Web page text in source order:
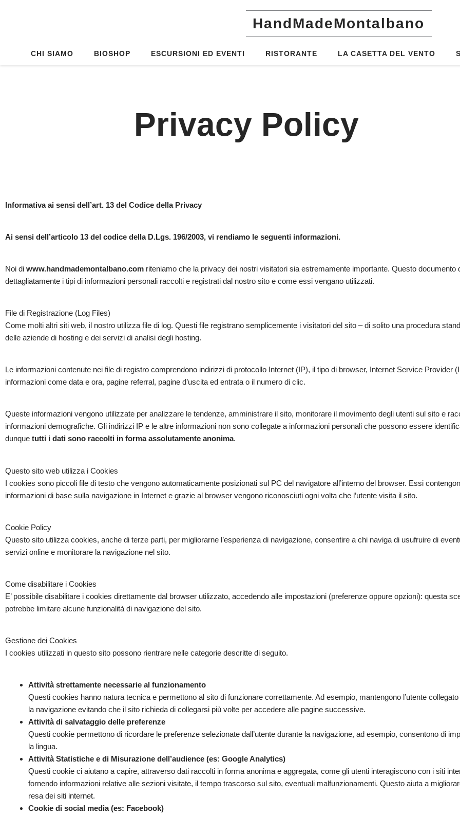
HandMadeMontalbano
CHI SIAMO BIOSHOP ESCURSIONI ED EVENTI RISTORANTE LA CASETTA DEL VENTO
Privacy Policy
Informativa ai sensi dell’art. 13 del Codice della Privacy
Ai sensi dell’articolo 13 del codice della D.Lgs. 196/2003, vi rendiamo le seguenti informazioni.
Noi di www.handmademontalbano.com riteniamo che la privacy dei nostri visitatori sia estremamente importante. Questo documento
dettagliatamente i tipi di informazioni personali raccolti e registrati dal nostro sito e come essi vengano utilizzati.
File di Registrazione (Log Files)
Come molti altri siti web, il nostro utilizza file di log. Questi file registrano semplicemente i visitatori del sito – di solito una procedura
delle aziende di hosting e dei servizi di analisi degli hosting.
Le informazioni contenute nei file di registro comprendono indirizzi di protocollo Internet (IP), il tipo di browser, Internet Service Provider
informazioni come data e ora, pagine referral, pagine d’uscita ed entrata o il numero di clic.
Queste informazioni vengono utilizzate per analizzare le tendenze, amministrare il sito, monitorare il movimento degli utenti sul sito e
informazioni demografiche. Gli indirizzi IP e le altre informazioni non sono collegate a informazioni personali che possono essere
dunque tutti i dati sono raccolti in forma assolutamente anonima.
Questo sito web utilizza i Cookies
I cookies sono piccoli file di testo che vengono automaticamente posizionati sul PC del navigatore all’interno del browser. Essi
informazioni di base sulla navigazione in Internet e grazie al browser vengono riconosciuti ogni volta che l’utente visita il sito.
Cookie Policy
Questo sito utilizza cookies, anche di terze parti, per migliorarne l’esperienza di navigazione, consentire a chi naviga di usufruire di
servizi online e monitorare la navigazione nel sito.
Come disabilitare i Cookies
E’ possibile disabilitare i cookies direttamente dal browser utilizzato, accedendo alle impostazioni (preferenze oppure opzioni): questa
potrebbe limitare alcune funzionalità di navigazione del sito.
Gestione dei Cookies
I cookies utilizzati in questo sito possono rientrare nelle categorie descritte di seguito.
Attività strettamente necessarie al funzionamento
Questi cookies hanno natura tecnica e permettono al sito di funzionare correttamente. Ad esempio, mantengono l’utente
la navigazione evitando che il sito richieda di collegarsi più volte per accedere alle pagine successive.
Attività di salvataggio delle preferenze
Questi cookie permettono di ricordare le preferenze selezionate dall’utente durante la navigazione, ad esempio, consentono di
la lingua.
Attività Statistiche e di Misurazione dell’audience (es: Google Analytics)
Questi cookie ci aiutano a capire, attraverso dati raccolti in forma anonima e aggregata, come gli utenti interagiscono con i siti
fornendo informazioni relative alle sezioni visitate, il tempo trascorso sul sito, eventuali malfunzionamenti. Questo aiuta a
resa dei siti internet.
Cookie di social media (es: Facebook)